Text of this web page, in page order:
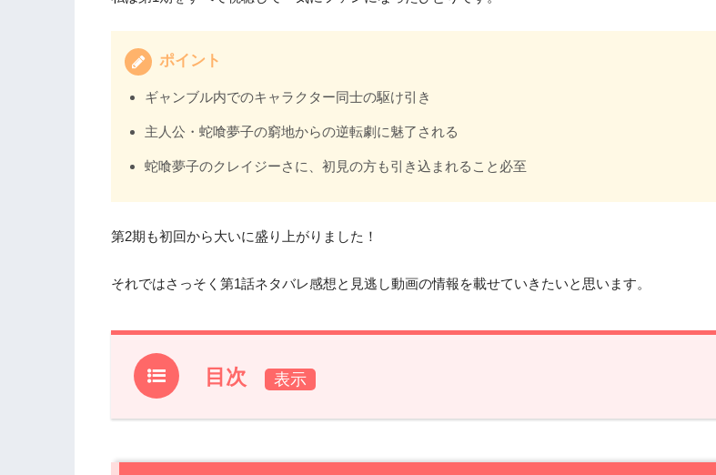
ポイント
ギャンブル内でのキャラクター同士の駆け引き
主人公・蛇喰夢子の窮地からの逆転劇に魅了される
蛇喰夢子のクレイジーさに、初見の方も引き込まれること必至
第2期も初回から大いに盛り上がりました！
それではさっそく第1話ネタバレ感想と見逃し動画の情報を載せていきたいと思います。
目次
1.『賭ケグルイ××』第1話「再ビ賭ケ狂ウ女タチ」あらすじ